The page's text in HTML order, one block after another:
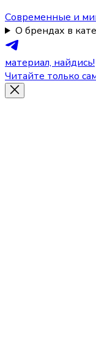
Современные и
О брендах в
материал, найдись!
Читайте только